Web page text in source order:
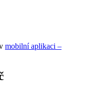
mobilní aplikaci –